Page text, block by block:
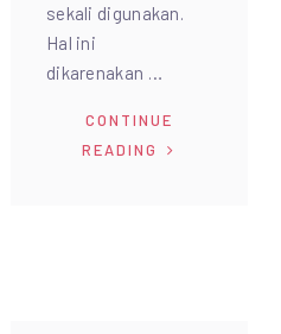
sekali digunakan.
Hal ini
dikarenakan …
CONTINUE
READING